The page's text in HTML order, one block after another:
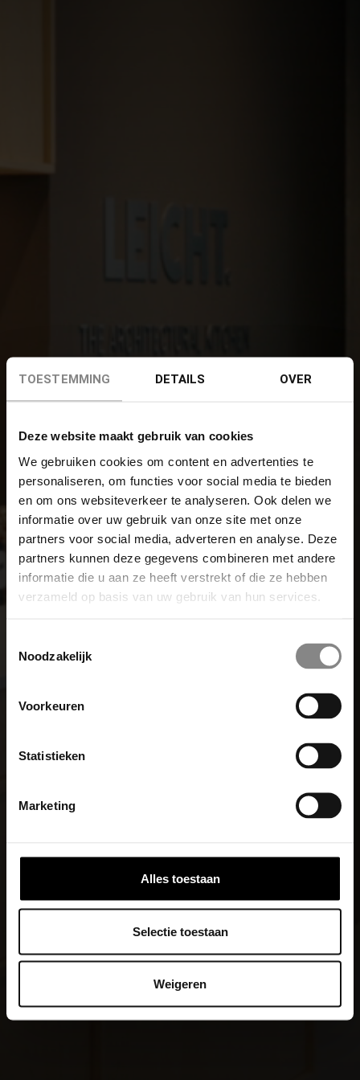
TOESTEMMING DETAILS OVER
Deze website maakt gebruik van cookies
We gebruiken cookies om content en advertenties te
personaliseren, om functies voor social media te bieden
en om ons websiteverkeer te analyseren. Ook delen we
informatie over uw gebruik van onze site met onze
partners voor social media, adverteren en analyse. Deze
partners kunnen deze gegevens combineren met andere
informatie die u aan ze heeft verstrekt of die ze hebben
verzameld op basis van uw gebruik van hun services.
Noodzakelijk
Voorkeuren
Statistieken
Marketing
Alles toestaan
Selectie toestaan
Weigeren